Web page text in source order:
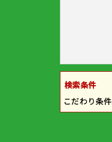
検索条件
こだわり条件